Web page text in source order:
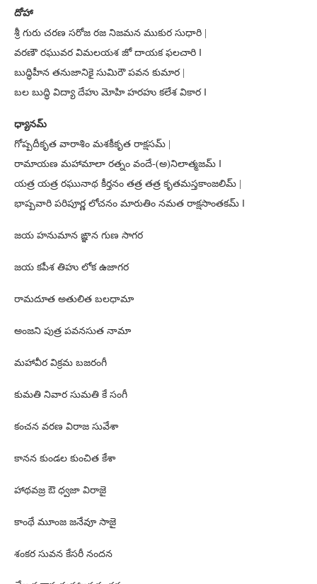
దోహా
శ్రీ గురు చరణ సరోజ రజ నిజమన ముకుర సుధారి |
వరణౌ రఘువర విమలయశ జో దాయక ఫలచారి ‖
బుద్ధిహీన తనుజానికై సుమిరౌ పవన కుమార |
బల బుద్ధి విద్యా దేహు మోహి హరహు కలేశ వికార ‖
ధ్యానమ్
గోష్పదీకృత వారాశిం మశకీకృత రాక్షసమ్ |
రామాయణ మహామాలా రత్నం వందే-(అ)నిలాత్మజమ్ ‖
యత్ర యత్ర రఘునాథ కీర్తనం తత్ర తత్ర కృతమస్తకాంజలిమ్ |
భాష్పవారి పరిపూర్ణ లోచనం మారుతిం నమత రాక్షసాంతకమ్ ‖
జయ హనుమాన ఙ్ఞాన గుణ సాగర
జయ కపీశ తిహు లోక ఉజాగర
రామదూత అతులిత బలధామా
అంజని పుత్ర పవనసుత నామా
మహావీర విక్రమ బజరంగీ
కుమతి నివార సుమతి కే సంగీ
కంచన వరణ విరాజ సువేశా
కానన కుండల కుంచిత కేశా
హాథవజ్ర ఔ ధ్వజా విరాజై
కాంథే మూంజ జనేవూ సాజై
శంకర సువన కేసరీ నందన